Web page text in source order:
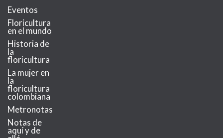
Eventos
Floricultura
en el mundo
Historia de
la
floricultura
La mujer en
la
floricultura
colombiana
Metronotas
Notas de
aquí y de